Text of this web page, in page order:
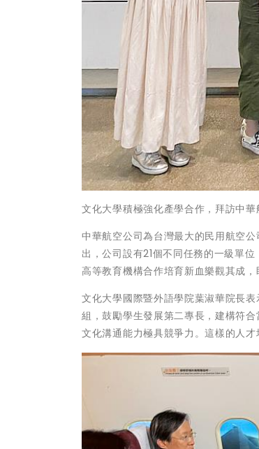
文化大學積極強化產學合作，拜訪中華
中華航空公司為台灣最大的民用航空
出，公司設有21個不同任務的一級單
高等教育機構合作培育新血樂觀其成
文化大學國際暨外語學院葉淑華院長
組，鼓勵學生發展第二專長，建構符
文化溝通能力極具競爭力。這樣的人